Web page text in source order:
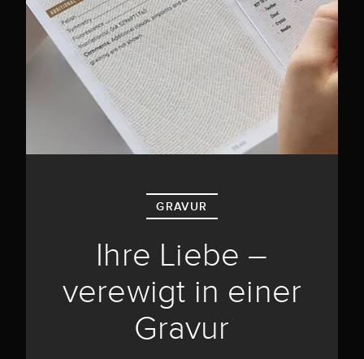
GRAVUR
Ihre Liebe –
verewigt in einer
Gravur